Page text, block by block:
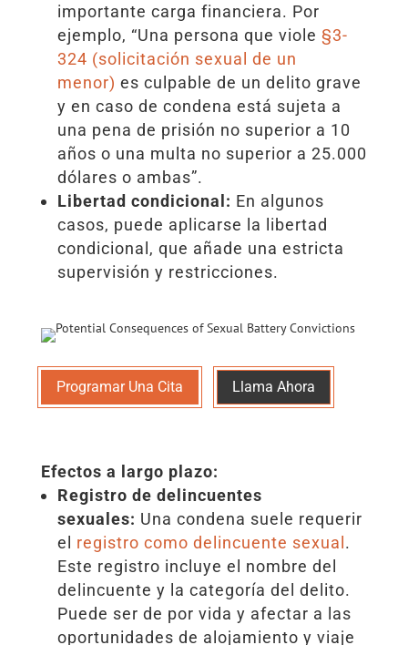
importante carga financiera. Por
ejemplo, “Una persona que viole §3-
324 (solicitación sexual de un
menor) es culpable de un delito grave
y en caso de condena está sujeta a
una pena de prisión no superior a 10
años o una multa no superior a 25.000
dólares o ambas”.
Libertad condicional: En algunos
casos, puede aplicarse la libertad
condicional, que añade una estricta
supervisión y restricciones.
Programar Una Cita Llama Ahora
Efectos a largo plazo:
Registro de delincuentes
sexuales: Una condena suele requerir
el
registro como delincuente sexual .
Este registro incluye el nombre del
delincuente y la categoría del delito.
Puede ser de por vida y afectar a las
oportunidades de alojamiento y viaje